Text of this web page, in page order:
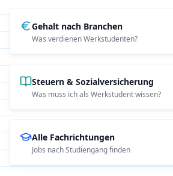
Gehalt nach Branchen
Was verdienen Werkstudenten?
Steuern & Sozialversicherung
Was muss ich als Werkstudent wissen?
Alle Fachrichtungen
Jobs nach Studiengang finden